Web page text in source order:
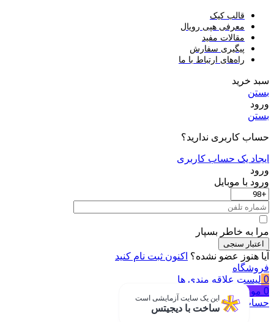
قالب کیک
معرفی هپی رویال
مقالات مفید
پیگیری سفارش
راه‌های ارتباط با ما
سبد خرید
بستن
ورود
بستن
حساب کاربری ندارید؟
ایجاد یک حساب کاربری
ورود
ورود با موبایل
مرا به خاطر بسپار
اعتبار سنجی
آیا هنوز عضو نشده؟ اکنون ثبت نام کنید
این یک سایت آزمایشی است
ساخت با دیجیتس
فروشگاه
0 لیست علاقه مندی ها
0 مورد
حساب من